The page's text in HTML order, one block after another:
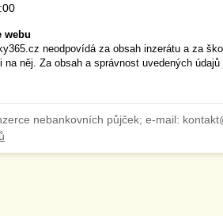
webu
neodpovídá za obsah inzerátu a za
na něj. Za obsah a správnost uvedených
nebankovních půjček; e-mail: